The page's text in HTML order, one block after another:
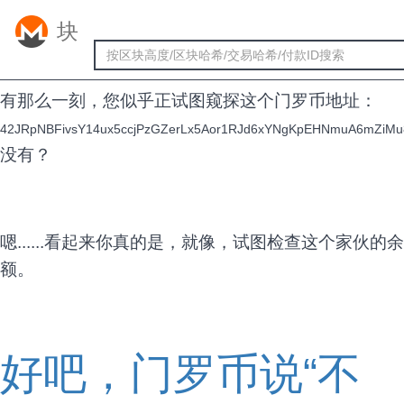
块
哦哦
有那么一刻，您似乎正试图窥探这个门罗币地址：
没有？
嗯......看起来你真的是，就像，试图检查这个家伙的余
额。
好吧，门罗币说“不